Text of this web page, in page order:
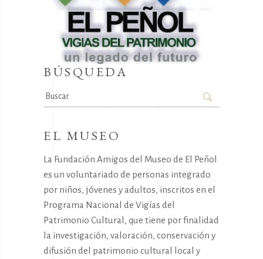
BÚSQUEDA
Search
for:
EL MUSEO
La Fundación Amigos del Museo de El Peñol
es un voluntariado de personas integrado
por niños, jóvenes y adultos, inscritos en el
Programa Nacional de Vigías del
Patrimonio Cultural, que tiene por finalidad
la investigación, valoración, conservación y
difusión del patrimonio cultural local y